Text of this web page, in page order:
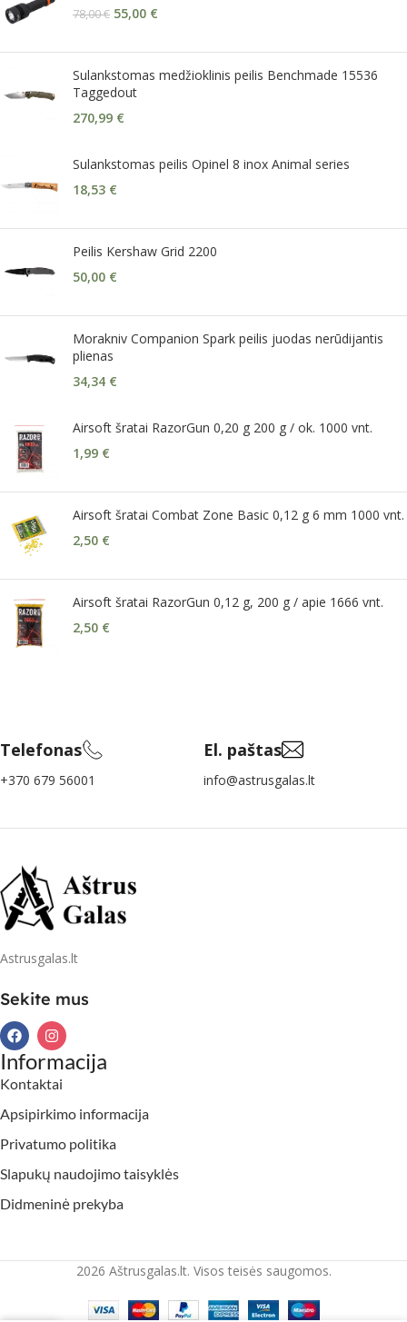
78,00€ 55,00 €
Sulankstomas medžioklinis peilis Benchmade 15536
Taggedout
270,99 €
Sulankstomas peilis Opinel 8 inox Animal series
18,53 €
Peilis Kershaw Grid 2200
50,00 €
Morakniv Companion Spark peilis juodas nerūdijantis
plienas
34,34 €
Airsoft šratai RazorGun 0,20 g 200 g / ok. 1000 vnt.
1,99 €
Airsoft šratai Combat Zone Basic 0,12 g 6 mm 1000 vnt.
2,50 €
Airsoft šratai RazorGun 0,12 g, 200 g / apie 1666 vnt.
2,50 €
Telefonas
+370 679 56001
El. paštas
info@astrusgalas.lt
Astrusgalas.lt
Sekite mus
Informacija
Kontaktai
Apsipirkimo informacija
Privatumo politika
Slapukų naudojimo taisyklės
Didmeninė prekyba
2026 Aštrusgalas.lt. Visos teisės saugomos.